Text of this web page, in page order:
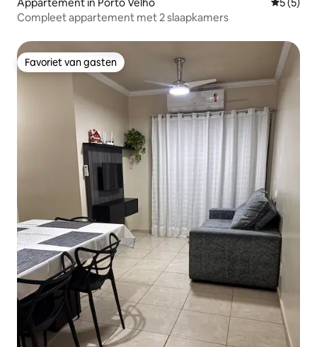
Compleet appartement met 2 slaapkamers
Favoriet van gasten
Favoriet van gasten